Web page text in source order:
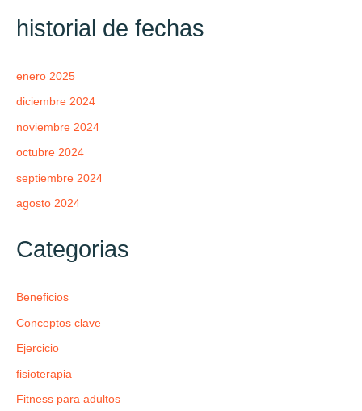
historial de fechas
enero 2025
diciembre 2024
noviembre 2024
octubre 2024
septiembre 2024
agosto 2024
Categorias
Beneficios
Conceptos clave
Ejercicio
fisioterapia
Fitness para adultos